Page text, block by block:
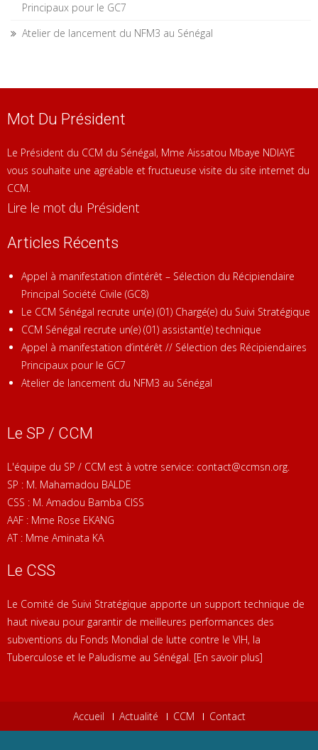
Principaux pour le GC7
Atelier de lancement du NFM3 au Sénégal
Mot Du Président
Le Président du CCM du Sénégal, Mme Aissatou Mbaye NDIAYE
vous souhaite une agréable et fructueuse visite du site internet du
CCM.
Lire le mot du Président
Articles Récents
Appel à manifestation d’intérêt – Sélection du Récipiendaire
Principal Société Civile (GC8)
Le CCM Sénégal recrute un(e) (01) Chargé(e) du Suivi Stratégique
CCM Sénégal recrute un(e) (01) assistant(e) technique
Appel à manifestation d’intérêt // Sélection des Récipiendaires
Principaux pour le GC7
Atelier de lancement du NFM3 au Sénégal
Le SP / CCM
L'équipe du SP / CCM est à votre service: contact@ccmsn.org.
SP : M. Mahamadou BALDE
CSS : M. Amadou Bamba CISS
AAF : Mme Rose EKANG
AT : Mme Aminata KA
Le CSS
Le Comité de Suivi Stratégique apporte un support technique de
haut niveau pour garantir de meilleures performances des
subventions du Fonds Mondial de lutte contre le VIH, la
Tuberculose et le Paludisme au Sénégal. [En savoir plus]
Accueil Actualité CCM Contact